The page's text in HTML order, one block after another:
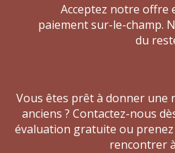
Acceptez notre offre
paiement sur-le-champ.
du
Vous êtes prêt à donner une
anciens ? Contactez-nous
évaluation gratuite ou
rencontrer